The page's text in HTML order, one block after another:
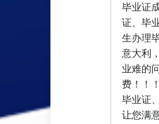
毕业证
证、毕
生办理
意大利
业难的
费！！
毕业证
让您满